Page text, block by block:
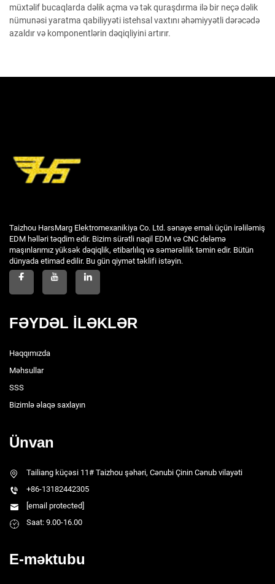
müxtəlif bucaqlarda dəlik açma və tək quraşdırma ilə bir neçə dəlik
nümunəsi yaratma qabiliyyəti istehsal vaxtını əhəmiyyətli dərəcədə
azaldır və komponentlərin dəqiqliyini artırır.
Taizhou HarsMarg Elektromexanikiya Co. Ltd. sənaye emalı üçün irəliləmiş
EDM həlləri təqdim edir. Bizim sürətli naqil EDM və CNC deləmə
maşınlarımız yüksək dəqiqlik, etibarlılıq və səmərəlilik təmin edir. Bütün
dünyada etimad edilir. Bu gün qiymət təklifi istəyin.
FƏYDƏL İLƏKLƏR
Haqqımızda
Məhsullar
SSS
Bizimlə əlaqə saxlayın
Ünvan
Tailiang küçəsi 11# Taizhou şəhəri, Cənubi Çinin Cənub vilayəti
+86-13182442305
[email protected]
Saat: 9.00-16.00
E-məktubu